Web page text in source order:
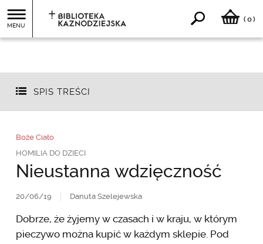
MENU
( 0)
SPIS TREŚCI
Boże Ciało
HOMILIA DO DZIECI
Nieustanna wdzięczność
20/06/19 Danuta Szelejewska
Dobrze, że żyjemy w czasach i w kraju, w którym
pieczywo można kupić w każdym sklepie. Pod